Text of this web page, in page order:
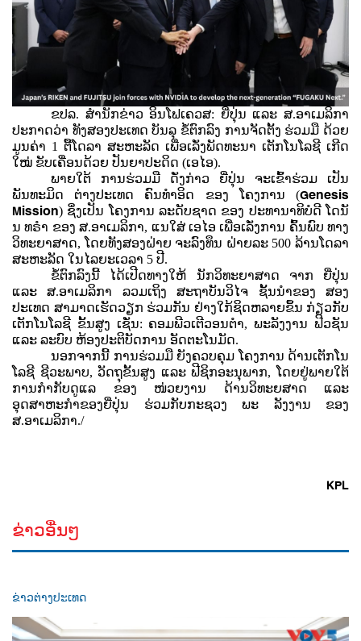
ຂປລ. ສຳນັກຂ່າວ ອິນໂຟເຄວສ: ຍີ່ປຸ່ນ ແລະ ສ.ອາເມລິກາ
ປະກາດວ່າ ທັງສອງປະເທດ ບັນລຸ ຂໍ້ຕົກລົງ ການຈັດຕັ້ງ ຮ່ວມມື ດ້ວຍ
ມູນຄ່າ 1 ຕື້ໂດລາ ສະຫະລັດ ເພື່ອເລັ່ງພັດທະນາ ເຕັກໂນໂລຊີ ເກີດ
ໃໝ່ ຂັບເຄື່ອນດ້ວຍ ປັນຍາປະດິດ (ເອໄອ).
ພາຍໃຕ້ ການຮ່ວມມື ດັ່ງກ່າວ ຍີ່ປຸ່ນ ຈະເຂົ້າຮ່ວມ ເປັນ
ພັນທະມິດ ຕ່າງປະເທດ ຄົນທຳອິດ ຂອງ ໂຄງການ (Genesis
Mission) ຊຶ່ງເປັນ ໂຄງການ ລະດັບຊາດ ຂອງ ປະທານາທິບໍດີ ໂດນັ
ນ ທຣຳ ຂອງ ສ.ອາເມລິກາ, ແນໃສ່ ເອໄອ ເພື່ອເລັ່ງການ ຄົ້ນພົບ ທາງ
ວິທະຍາສາດ, ໂດຍທັງສອງຝ່າຍ ຈະລົງທຶນ ຝ່າຍລະ 500 ລ້ານໂດລາ
ສະຫະລັດ ໃນໄລຍະເວລາ 5 ປີ.
ຂໍ້ຕົກລົງນີ້ ໄດ້ເປີດທາງໃຫ້ ນັກວິທະຍາສາດ ຈາກ ຍີ່ປຸ່ນ
ແລະ ສ.ອາເມລິກາ ລວມເຖິງ ສະຖາບັນວິໄຈ ຊັ້ນນໍາຂອງ ສອງ
ປະເທດ ສາມາດເຮັດວຽກ ຮ່ວມກັນ ຢ່າງໃກ້ຊິດຫລາຍຂຶ້ນ ກ່ຽວກັບ
ເຕັກໂນໂລຊີ ຂັ້ນສູງ ເຊັ່ນ: ຄອມພີວເຕີວອນຕຳ, ພະລັງງານ ຟີວຊັນ
ແລະ ລະບົບ ຫ້ອງປະຕິບັດການ ອັດຕະໂນມັດ.
ນອກຈາກນີ້ ການຮ່ວມມື ຍັງຄວບຄຸມ ໂຄງການ ດ້ານເຕັກໂນ
ໂລຊີ ຊີວະພາບ, ວັດຖຸຂັ້ນສູງ ແລະ ຟີຊິກອະນຸພາກ, ໂດຍຢູ່ພາຍໃຕ້
ການກຳກັບດູແລ ຂອງ ໜ່ວຍງານ ດ້ານວິທະຍສາດ ແລະ
ອຸດສາຫະກຳຂອງຍີ່ປຸ່ນ ຮ່ວມກັບກະຊວງ ພະ ລັງງານ ຂອງ
ສ.ອາເມລິກາ./
KPL
ຂ່າວອື່ນໆ
ຂ່າວຕ່າງປະເທດ